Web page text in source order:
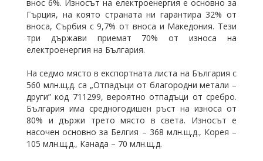
внос 6%. Износът на електроенергия е основно за
Гърция, на която страната ни гарантира 32% от
вноса, Сърбия с 9,7% от вноса и Македония. Тези
три държави приемат 70% от износа на
електроенергия на България.
На седмо място в експортната листа на България с
560 млн.щ.д. са „Отпадъци от благородни метали –
други” код 711299, вероятно отпадъци от сребро.
България има средногодишен ръст на износа от
80% и държи трето място в света. Износът е
насочен основно за Белгия – 368 млн.щ.д., Корея –
105 млн.щ.д., Канада – 70 млн.щ.д.